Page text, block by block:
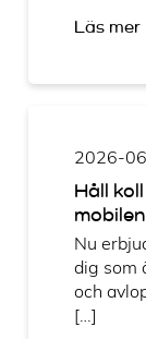
Läs mer
2026-
Håll
mobilen
Nu
dig som
och
[…]